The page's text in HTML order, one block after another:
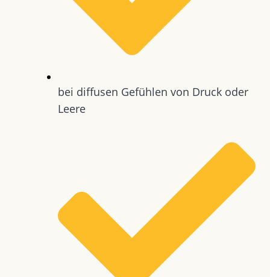
bei diffusen Gefühlen von Druck oder
Leere